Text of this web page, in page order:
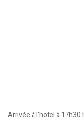
Arrivée à l'hotel à 17h30